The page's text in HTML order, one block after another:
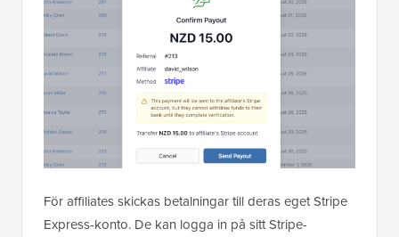
För affiliates skickas betalningar till deras eget Stripe
Express-konto. De kan logga in på sitt Stripe-